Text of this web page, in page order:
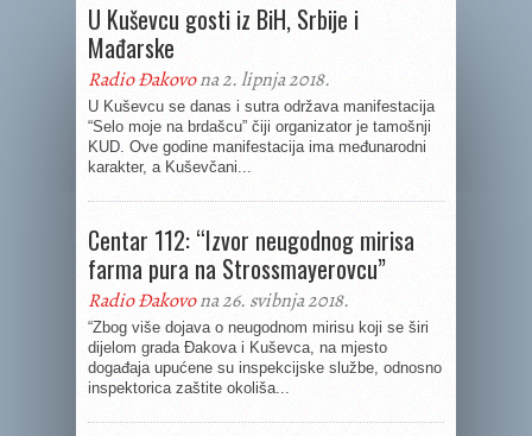
U Kuševcu gosti iz BiH, Srbije i
Mađarske
Radio Đakovona 2. lipnja 2018.
U Kuševcu se danas i sutra održava manifestacija
“Selo moje na brdašcu” čiji organizator je tamošnji
KUD. Ove godine manifestacija ima međunarodni
karakter, a Kuševčani...
Centar 112: “Izvor neugodnog mirisa
farma pura na Strossmayerovcu”
Radio Đakovona 26. svibnja 2018.
“Zbog više dojava o neugodnom mirisu koji se širi
dijelom grada Đakova i Kuševca, na mjesto
događaja upućene su inspekcijske službe, odnosno
inspektorica zaštite okoliša...